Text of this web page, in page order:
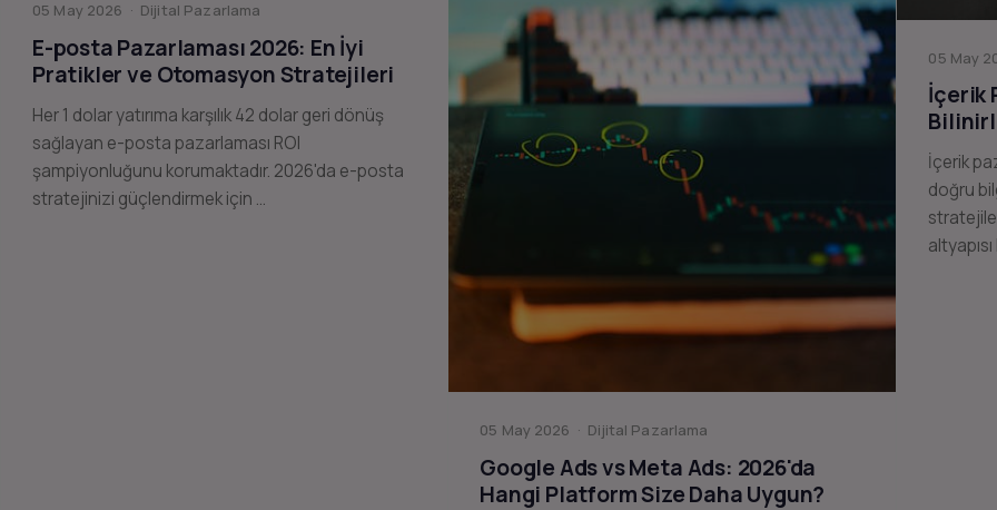
05 May 2026 · Dijital Pazarlama
E-posta Pazarlaması 2026: En İyi
Pratikler ve Otomasyon Stratejileri
Her 1 dolar yatırıma karşılık 42 dolar geri dönüş
sağlayan e-posta pazarlaması ROI
şampiyonluğunu korumaktadır. 2026'da e-posta
stratejinizi güçlendirmek için …
05 May 2026 · Dijital Pazarlama
Google Ads vs Meta Ads: 2026'da
Hangi Platform Size Daha Uygun?
05 May
İçerik
İçerik
doğru